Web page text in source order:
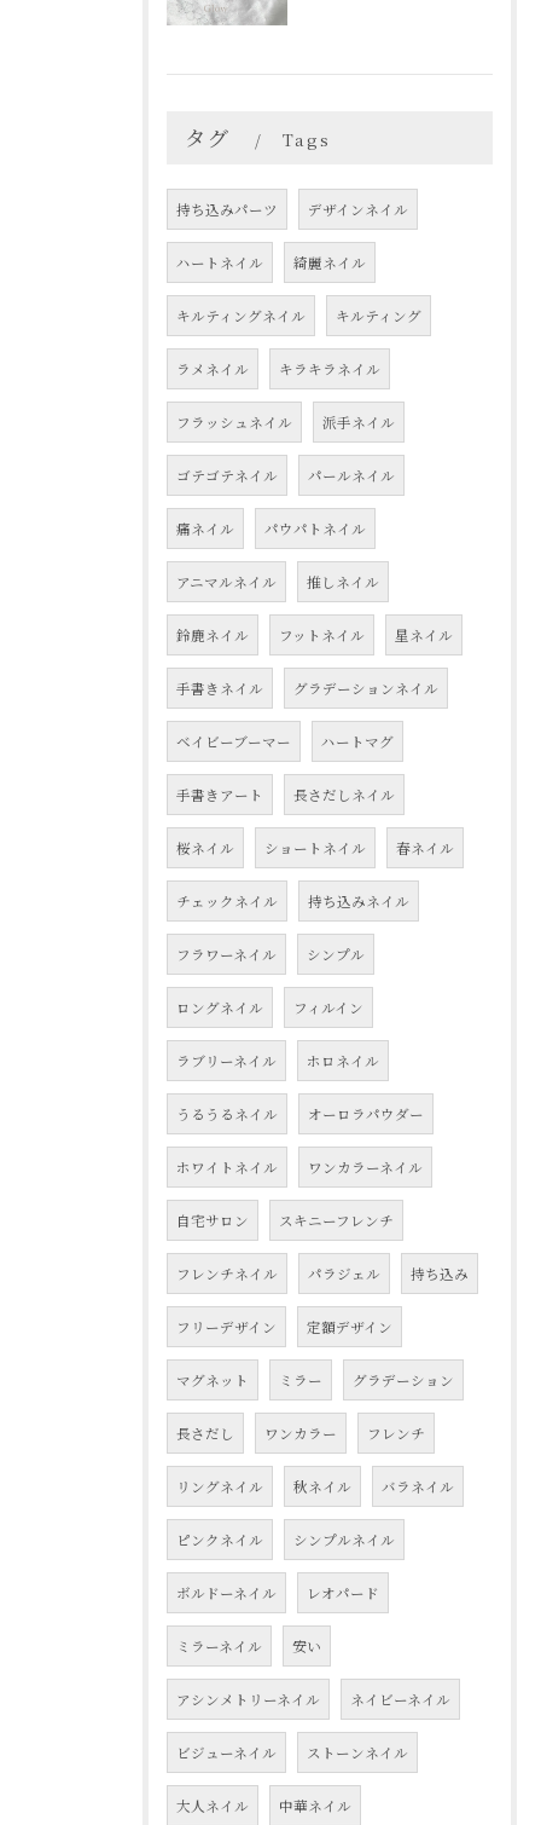
タグ Tags
持ち込みパーツ デザインネイル
ハートネイル 綺麗ネイル
キルティングネイル キルティング
ラメネイル キラキラネイル
フラッシュネイル 派手ネイル
ゴテゴテネイル パールネイル
痛ネイル パウパトネイル
アニマルネイル 推しネイル
鈴鹿ネイル フットネイル 星ネイル
手書きネイル グラデーションネイル
ベイビーブーマー ハートマグ
手書きアート 長さだしネイル
桜ネイル ショートネイル 春ネイル
チェックネイル 持ち込みネイル
フラワーネイル シンプル
ロングネイル フィルイン
ラブリーネイル ホロネイル
うるうるネイル オーロラパウダー
ホワイトネイル ワンカラーネイル
自宅サロン スキニーフレンチ
フレンチネイル パラジェル 持ち込み
フリーデザイン 定額デザイン
マグネット ミラー グラデーション
長さだし ワンカラー フレンチ
リングネイル 秋ネイル バラネイル
ピンクネイル シンプルネイル
ボルドーネイル レオパード
ミラーネイル 安い
アシンメトリーネイル ネイビーネイル
ビジューネイル ストーンネイル
大人ネイル 中華ネイル